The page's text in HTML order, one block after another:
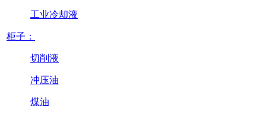
工业冷却液
柜子：
切削液
冲压油
煤油